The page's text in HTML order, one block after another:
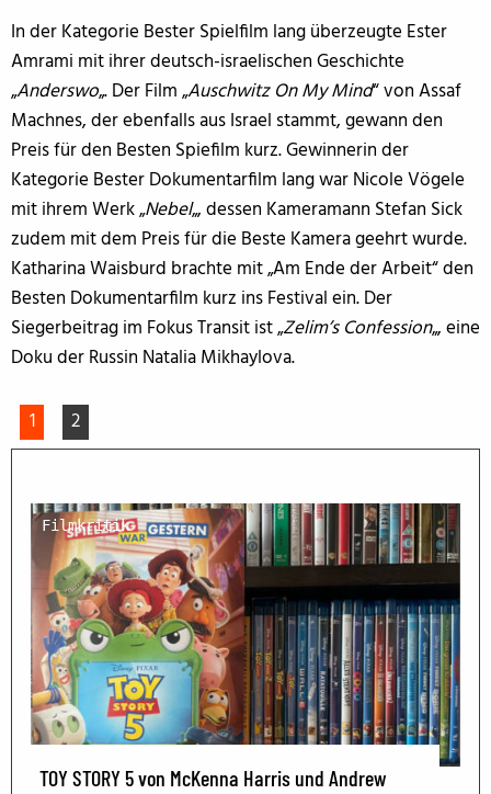
In der Kategorie Bester Spielfilm lang überzeugte Ester
Amrami mit ihrer deutsch-israelischen Geschichte
„Anderswo„. Der Film „Auschwitz On My Mind“ von Assaf
Machnes, der ebenfalls aus Israel stammt, gewann den
Preis für den Besten Spiefilm kurz. Gewinnerin der
Kategorie Bester Dokumentarfilm lang war Nicole Vögele
mit ihrem Werk „Nebel„, dessen Kameramann Stefan Sick
zudem mit dem Preis für die Beste Kamera geehrt wurde.
Katharina Waisburd brachte mit „Am Ende der Arbeit“ den
Besten Dokumentarfilm kurz ins Festival ein. Der
Siegerbeitrag im Fokus Transit ist „Zelim’s Confession„, eine
Doku der Russin Natalia Mikhaylova.
1 2
Filmkritik
TOY STORY 5 von McKenna Harris und Andrew